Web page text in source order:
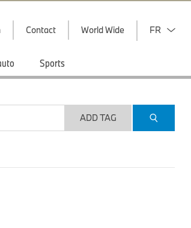
Contact World Wide FR
Sports
ADD TAG